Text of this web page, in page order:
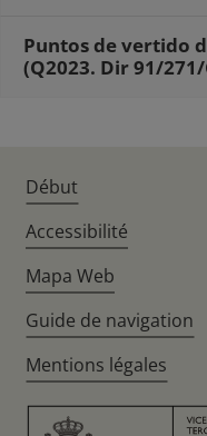
Puntos de vertido
(Q2023. Dir 91/271/
Début
Accessibilité
Mapa Web
Guide de navigation
Mentions légales